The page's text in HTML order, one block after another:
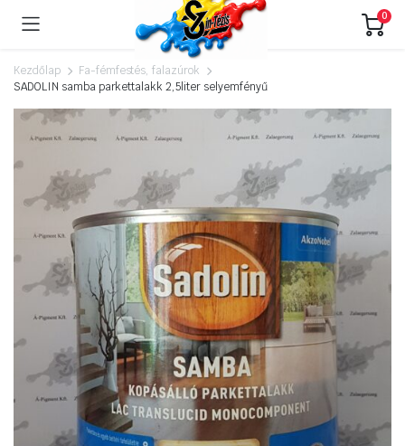
0
Kezdőlap
Fa-fémfestés, falazúrok
SADOLIN samba parkettalakk 2,5liter selyemfényű